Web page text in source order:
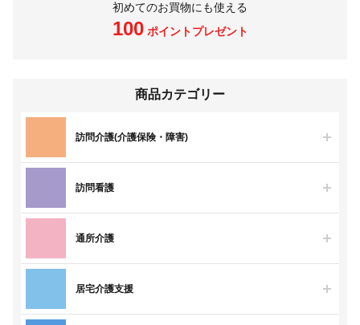
初めてのお買物にも使える
100ポイントプレゼント
商品カテゴリー
訪問介護(介護保険・障害)
訪問看護
通所介護
居宅介護支援